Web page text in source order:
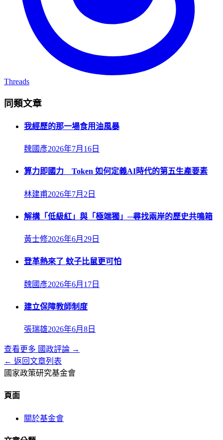
Threads
同類文章
我經歷的那一場食用油風暴
魏國彥2026年7月16日
算力即國力 Token 如何定義AI時代的第五生產要素
林建甫2026年7月2日
解構「低級紅」與「極端獨」─尋找兩岸的歷史共鳴箱
黃士修2026年6月29日
登革熱來了 蚊子比鼠更可怕
魏國彥2026年6月17日
建立保障教師制度
張瑞雄2026年6月8日
查看更多 國政評論 →
← 返回文章列表
國家政策研究基金會
頁面
關於基金會